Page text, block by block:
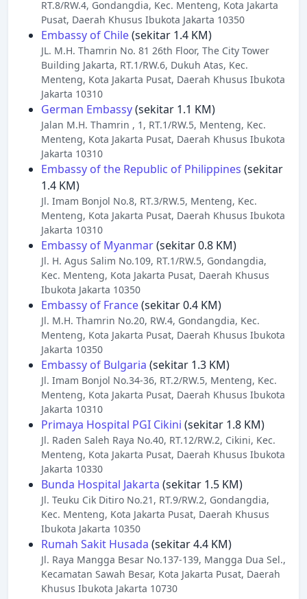
RT.8/RW.4, Gondangdia, Kec. Menteng, Kota Jakarta
Pusat, Daerah Khusus Ibukota Jakarta 10350
Embassy of Chile(sekitar 1.4 KM)
JL. M.H. Thamrin No. 81 26th Floor, The City Tower
Building Jakarta, RT.1/RW.6, Dukuh Atas, Kec.
Menteng, Kota Jakarta Pusat, Daerah Khusus Ibukota
Jakarta 10310
German Embassy(sekitar 1.1 KM)
Jalan M.H. Thamrin , 1, RT.1/RW.5, Menteng, Kec.
Menteng, Kota Jakarta Pusat, Daerah Khusus Ibukota
Jakarta 10310
Embassy of the Republic of Philippines (sekitar
1.4 KM)
Jl. Imam Bonjol No.8, RT.3/RW.5, Menteng, Kec.
Menteng, Kota Jakarta Pusat, Daerah Khusus Ibukota
Jakarta 10310
Embassy of Myanmar(sekitar 0.8 KM)
Jl. H. Agus Salim No.109, RT.1/RW.5, Gondangdia,
Kec. Menteng, Kota Jakarta Pusat, Daerah Khusus
Ibukota Jakarta 10350
Embassy of France(sekitar 0.4 KM)
Jl. M.H. Thamrin No.20, RW.4, Gondangdia, Kec.
Menteng, Kota Jakarta Pusat, Daerah Khusus Ibukota
Jakarta 10350
Embassy of Bulgaria (sekitar 1.3 KM)
Jl. Imam Bonjol No.34-36, RT.2/RW.5, Menteng, Kec.
Menteng, Kota Jakarta Pusat, Daerah Khusus Ibukota
Jakarta 10310
Primaya Hospital PGI Cikini (sekitar 1.8 KM)
Jl. Raden Saleh Raya No.40, RT.12/RW.2, Cikini, Kec.
Menteng, Kota Jakarta Pusat, Daerah Khusus Ibukota
Jakarta 10330
Bunda Hospital Jakarta (sekitar 1.5 KM)
Jl. Teuku Cik Ditiro No.21, RT.9/RW.2, Gondangdia,
Kec. Menteng, Kota Jakarta Pusat, Daerah Khusus
Ibukota Jakarta 10350
Rumah Sakit Husada (sekitar 4.4 KM)
Jl. Raya Mangga Besar No.137-139, Mangga Dua Sel.,
Kecamatan Sawah Besar, Kota Jakarta Pusat, Daerah
Khusus Ibukota Jakarta 10730